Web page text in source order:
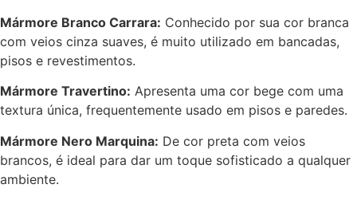
Mármore Branco Carrara: Conhecido por sua cor branca
com veios cinza suaves, é muito utilizado em bancadas,
pisos e revestimentos.
Mármore Travertino: Apresenta uma cor bege com uma
textura única, frequentemente usado em pisos e paredes.
Mármore Nero Marquina: De cor preta com veios
brancos, é ideal para dar um toque sofisticado a qualquer
ambiente.